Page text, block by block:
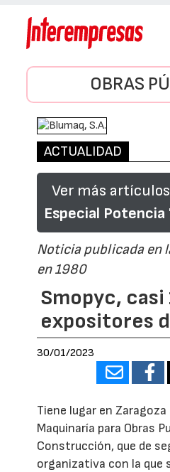
OBRAS
ACTUALIDAD
Ver más
Especial Potencia
Noticia publicada en
en 1980
Smopyc, casi
expositores
30/01/2023
Tiene lugar en Zaragoza
Maquinaría para Obras
Construcción, que de
organizativa con la que